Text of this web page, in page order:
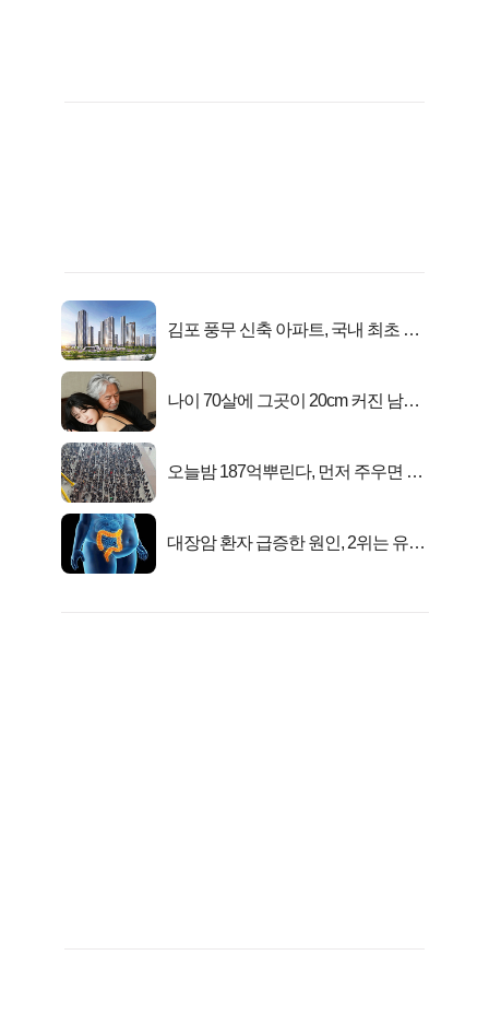
김포 풍무 신축 아파트, 국내 최초 반
나이 70살에 그곳이 20cm 커진 남자..
오늘밤 187억뿌린다, 먼저 주우면 최
대장암 환자 급증한 원인, 2위는 유산